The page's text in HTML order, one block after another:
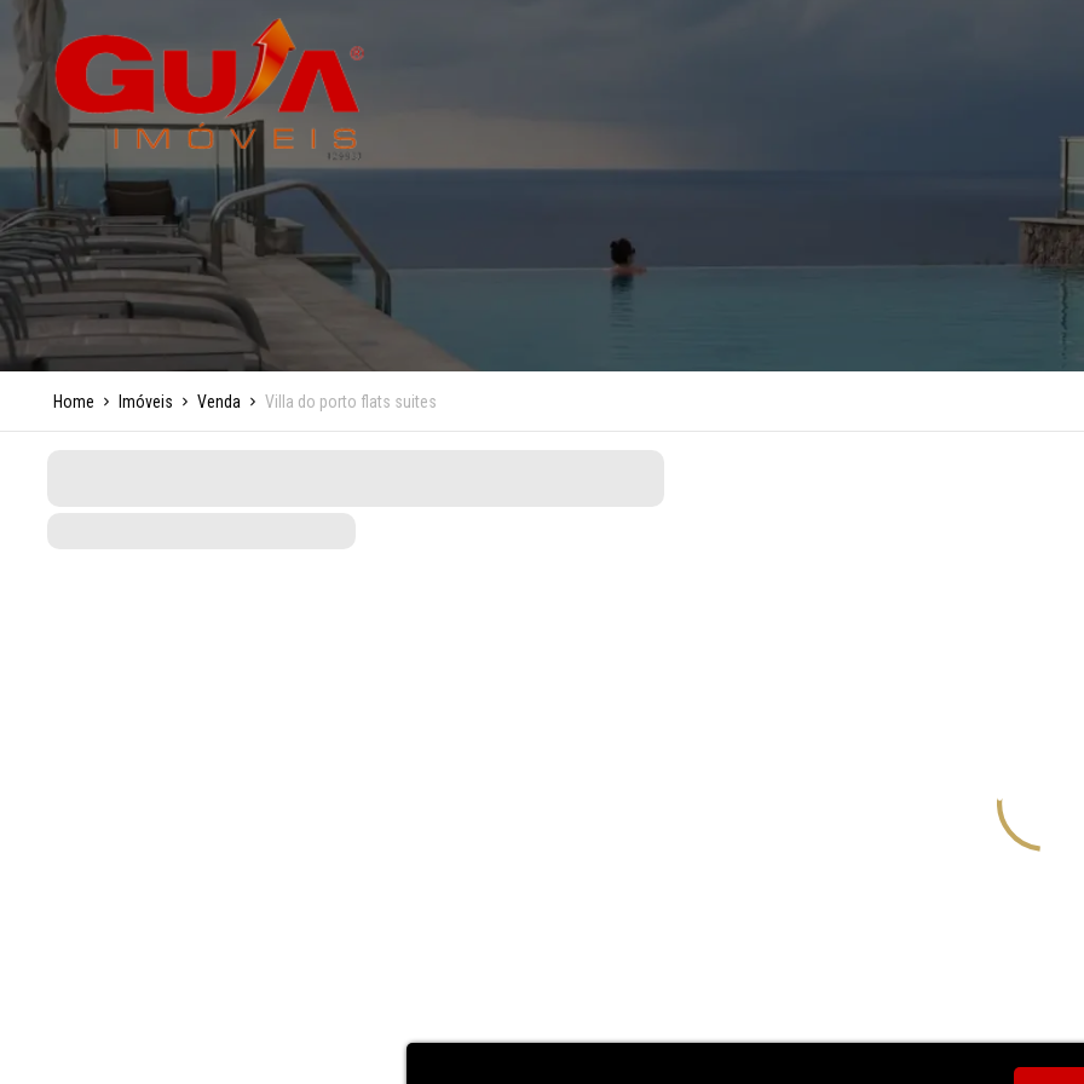
Home Imóveis Venda Villa do porto flats suites